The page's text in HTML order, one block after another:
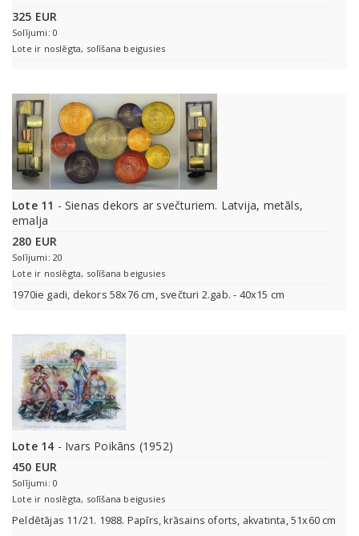
325 EUR
Solījumi: 0
Lote ir noslēgta, solīšana beigusies
Lote 11 - Sienas dekors ar svečturiem. Latvija, metāls,
emalja
280 EUR
Solījumi: 20
Lote ir noslēgta, solīšana beigusies
1970ie gadi, dekors 58x76 cm, svečturi 2.gab. - 40x15 cm
Lote 14 - Ivars Poikāns (1952)
450 EUR
Solījumi: 0
Lote ir noslēgta, solīšana beigusies
Peldētājas 11/21. 1988. Papīrs, krāsains oforts, akvatinta, 51x60 cm